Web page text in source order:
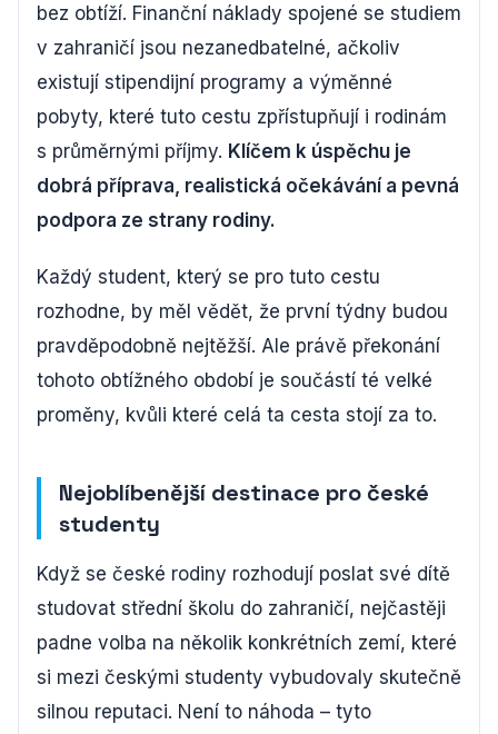
bez obtíží. Finanční náklady spojené se studiem
v zahraničí jsou nezanedbatelné, ačkoliv
existují stipendijní programy a výměnné
pobyty, které tuto cestu zpřístupňují i rodinám
s průměrnými příjmy. Klíčem k úspěchu je
dobrá příprava, realistická očekávání a pevná
podpora ze strany rodiny.
Každý student, který se pro tuto cestu
rozhodne, by měl vědět, že první týdny budou
pravděpodobně nejtěžší. Ale právě překonání
tohoto obtížného období je součástí té velké
proměny, kvůli které celá ta cesta stojí za to.
Nejoblíbenější destinace pro české
studenty
Když se české rodiny rozhodují poslat své dítě
studovat střední školu do zahraničí, nejčastěji
padne volba na několik konkrétních zemí, které
si mezi českými studenty vybudovaly skutečně
silnou reputaci. Není to náhoda – tyto